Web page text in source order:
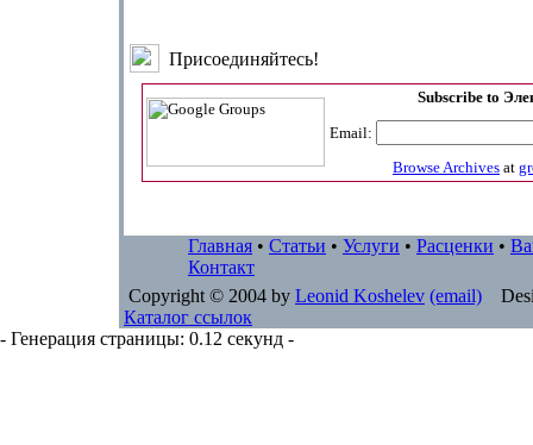
Присоединяйтесь!
Subscribe to
Email:
Browse Archives at
Главная • Статьи • Услуги • Расценки •
Контакт
Copyright © 2004 by Leonid Koshelev (email)
Каталог ссылок
- Генерация страницы: 0.12 секунд -